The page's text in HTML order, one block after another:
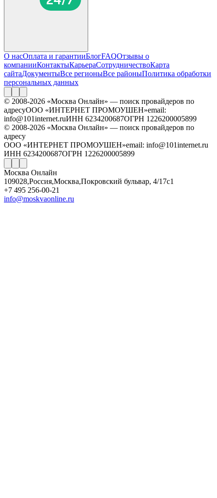
О насОплата и гарантииБлогFAQОтзывы о
компанииКонтактыКарьераСотрудничествоКарта
сайтаДокументыВсе регионыВсе районыПолитика обработки
персональных данных
© 2008-2026 «Москва Онлайн» — поиск провайдеров по
адресуООО «ИНТЕРНЕТ ПРОМОУШЕН»email:
info@101internet.ruИНН 6234200687ОГРН 1226200005899
© 2008-2026 «Москва Онлайн» — поиск провайдеров по
адресу
ООО «ИНТЕРНЕТ ПРОМОУШЕН»email: info@101internet.ru
ИНН 6234200687ОГРН 1226200005899
Москва Онлайн
109028,Россия,Москва,Покровский бульвар, 4/17с1
+7 495 256-00-21
info@moskvaonline.ru